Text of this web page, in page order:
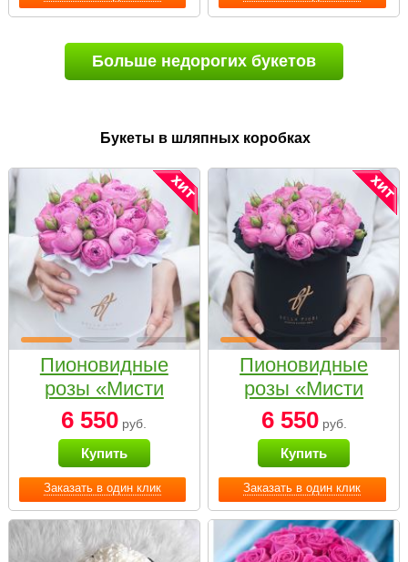
Больше недорогих букетов
Букеты в шляпных коробках
Заказать в один клик
Пионовидные
розы «Мисти
бабблс» в белой
коробке Small
6 550 руб.
Купить
Заказать в один клик
Пионовидные
розы «Мисти
бабблс» в
черной коробке
Small
6 550руб.
Купить